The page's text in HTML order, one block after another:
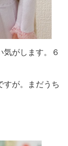
がします。６
すが。まだうち